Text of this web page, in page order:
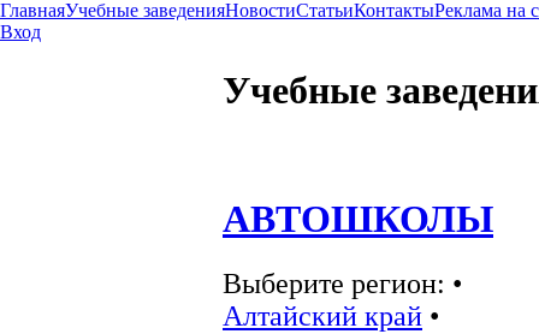
ГлавнаяУчебные заведенияНовостиСтатьиКонтактыРеклама на
Вход
Учебные
АВТОШКОЛЫ
Выберите регион: •
Алтайский край •